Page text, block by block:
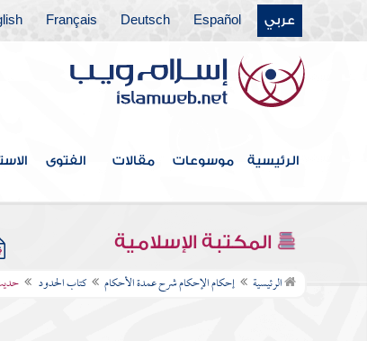
عربي Español
Deutsch
Français
الرئيسية موسوعات مقالات الفتوى
المكتبة الإسلامية
الرئيسية إحكام الإحكام شرح عمدة الأحكام كتاب الحدود
فهرس الكتاب
كتاب الطهارة
كتاب الصلاة
كتاب الجنائز
كتاب الصيام
كتاب الحج